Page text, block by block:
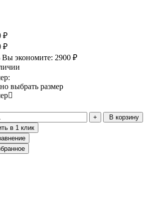
₽
₽
Вы экономите: 2900 ₽
выбрать размер
В корзину
в 1 клик